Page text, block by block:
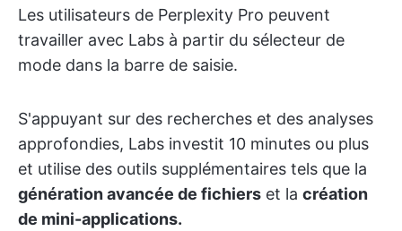
Les utilisateurs de Perplexity Pro peuvent
travailler avec Labs à partir du sélecteur de
mode dans la barre de saisie.
S'appuyant sur des recherches et des analyses
approfondies, Labs investit 10 minutes ou plus
et utilise des outils supplémentaires tels que la
génération avancée de fichiers et la création
de mini-applications.